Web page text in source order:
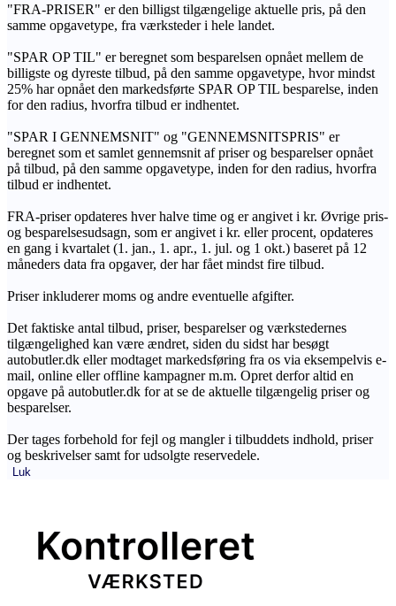
"FRA-PRISER" er den billigst tilgængelige aktuelle pris, på den
samme opgavetype, fra værksteder i hele landet.
"SPAR OP TIL" er beregnet som besparelsen opnået mellem de
billigste og dyreste tilbud, på den samme opgavetype, hvor mindst
25% har opnået den markedsførte SPAR OP TIL besparelse, inden
for den radius, hvorfra tilbud er indhentet.
"SPAR I GENNEMSNIT" og "GENNEMSNITSPRIS" er
beregnet som et samlet gennemsnit af priser og besparelser opnået
på tilbud, på den samme opgavetype, inden for den radius, hvorfra
tilbud er indhentet.
FRA-priser opdateres hver halve time og er angivet i kr. Øvrige pris-
og besparelsesudsagn, som er angivet i kr. eller procent, opdateres
en gang i kvartalet (1. jan., 1. apr., 1. jul. og 1 okt.) baseret på 12
måneders data fra opgaver, der har fået mindst fire tilbud.
Priser inkluderer moms og andre eventuelle afgifter.
Det faktiske antal tilbud, priser, besparelser og værkstedernes
tilgængelighed kan være ændret, siden du sidst har besøgt
autobutler.dk eller modtaget markedsføring fra os via eksempelvis e-
mail, online eller offline kampagner m.m. Opret derfor altid en
opgave på autobutler.dk for at se de aktuelle tilgængelig priser og
besparelser.
Der tages forbehold for fejl og mangler i tilbuddets indhold, priser
og beskrivelser samt for udsolgte reservedele.
Luk